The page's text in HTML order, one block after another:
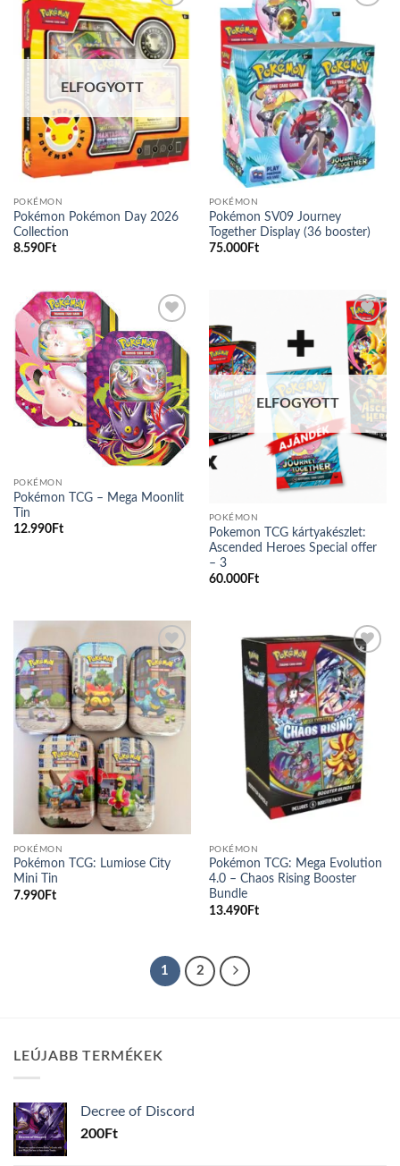
Add to
wishlist
ELFOGYOTT
POKÉMON
Pokémon Pokémon Day 2026
Collection
8.590Ft
POKÉMON
Pokémon SV09 Journey
Together Display (36 booster)
75.000Ft
Add to
wishlist
POKÉMON
Pokémon TCG – Mega Moonlit
Tin
12.990Ft
Add to
wishlist
ELFOGYOTT
POKÉMON
Pokemon TCG kártyakészlet:
Ascended Heroes Special offer
– 3
60.000Ft
Add to
wishlist
POKÉMON
Pokémon TCG: Lumiose City
Mini Tin
7.990Ft
Add to
wishlist
POKÉMON
Pokémon TCG: Mega Evolution
4.0 – Chaos Rising Booster
Bundle
13.490Ft
1 2
LEÚJABB TERMÉKEK
Decree of Discord
200Ft